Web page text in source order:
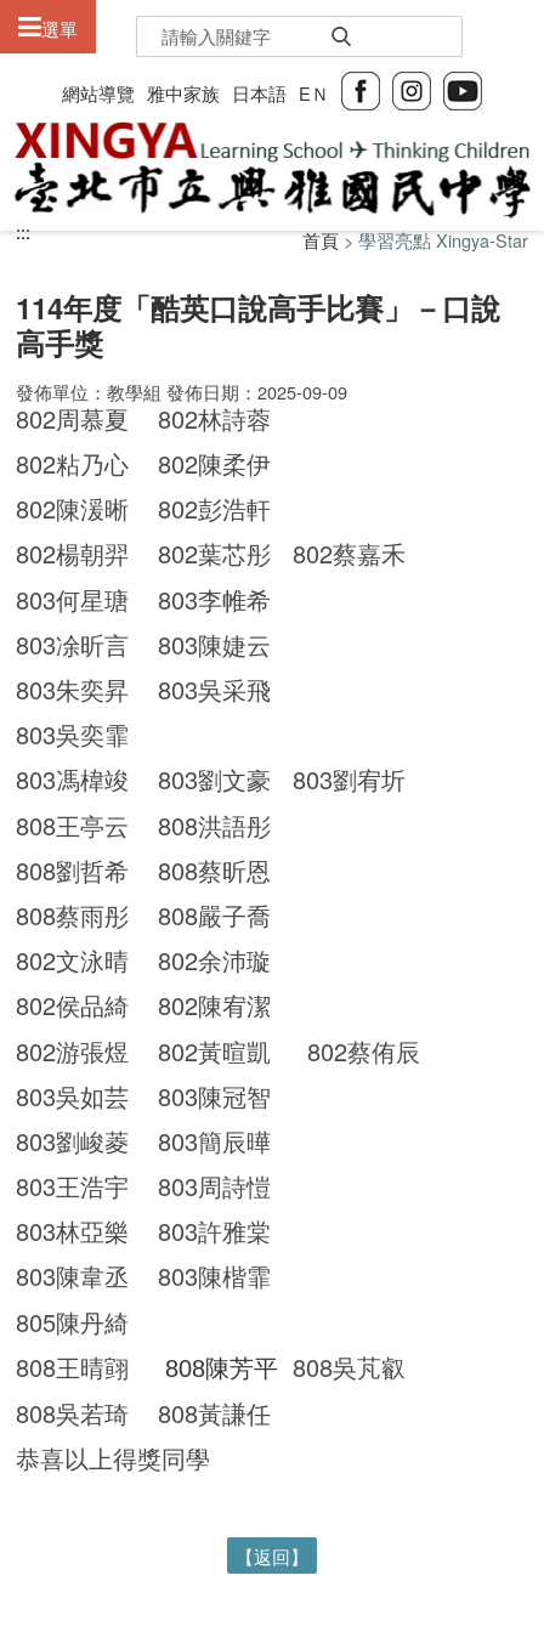
網站導覽 雅中家族 日本語 EＮ
選單
:::
:::
114年度「酷英口說高手比賽」－口說
高手獎
首頁> 學習亮點 Xingya-Star
發佈單位：教學組 發佈日期：2025-09-09
802周慕夏 802林詩蓉
802粘乃心 802陳柔伊
802陳湲晰 802彭浩軒
802楊朝羿 802葉芯彤 802蔡嘉禾
803何星瑭 803李帷希
803凃昕言 803陳婕云
803朱奕昇 803吳采飛
803吳奕霏
803馮椲竣 803劉文豪 803劉宥圻
808王亭云 808洪語彤
808劉哲希 808蔡昕恩
808蔡雨彤 808嚴子喬
802文泳晴 802余沛璇
802侯品綺 802陳宥潔
802游張煜 802黃暄凱 802蔡侑辰
803吳如芸 803陳冠智
803劉峻菱 803簡辰曄
803王浩宇 803周詩愷
803林亞樂 803許雅棠
803陳韋丞 803陳楷霏
805陳丹綺
808王晴翧
808陳芳平808吳芃叡
808吳若琦 808黃謙任
恭喜以上得獎同學
【返回】